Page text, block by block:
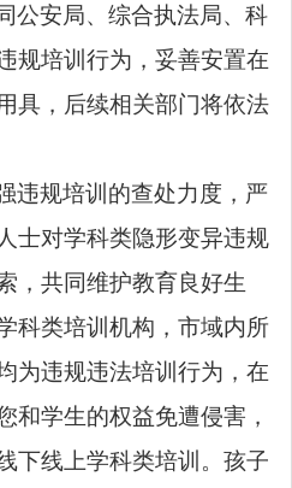
公安局、综合执法局、科
规培训行为，妥善安置在
具，后续相关部门将依法
违规培训的查处力度，严
士对学科类隐形变异违规
，共同维护教育良好生
科类培训机构，市域内所
为违规违法培训行为，在
和学生的权益免遭侵害，
下线上学科类培训。孩子